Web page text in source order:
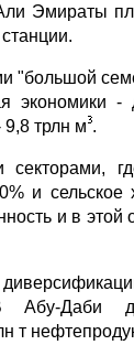
Эмираты
"большой
экономики
трлн м .
секторами,
и сельское
и в этой
Даби
т